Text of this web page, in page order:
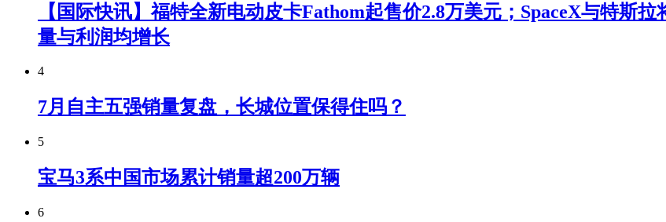
【国际快讯】福特全新电动皮卡Fathom起售价2.8万美元；SpaceX与特斯
量与利润均增长
4
7月自主五强销量复盘，长城位置保得住吗？
5
宝马3系中国市场累计销量超200万辆
6